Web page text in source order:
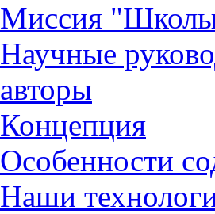
Миссия
Научные
авторы
Концепция
Особенности
Наши